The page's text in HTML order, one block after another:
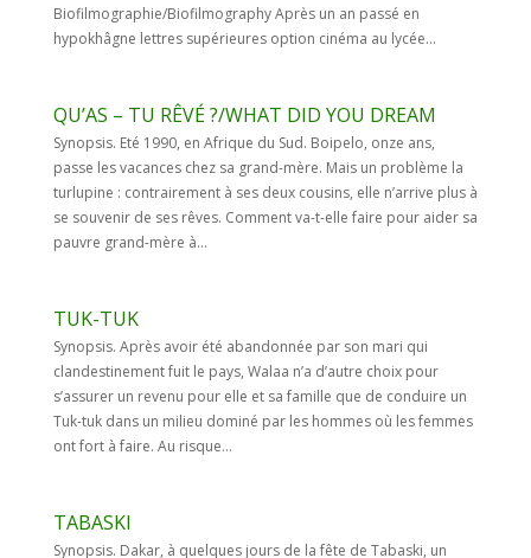
Biofilmographie/Biofilmography Après un an passé en
hypokhâgne lettres supérieures option cinéma au lycée...
QU’AS – TU RÊVÉ ?/WHAT DID YOU DREAM
Synopsis. Eté 1990, en Afrique du Sud. Boipelo, onze ans,
passe les vacances chez sa grand-mère. Mais un problème la
turlupine : contrairement à ses deux cousins, elle n’arrive plus à
se souvenir de ses rêves. Comment va-t-elle faire pour aider sa
pauvre grand-mère à...
TUK-TUK
Synopsis. Après avoir été abandonnée par son mari qui
clandestinement fuit le pays, Walaa n’a d’autre choix pour
s’assurer un revenu pour elle et sa famille que de conduire un
Tuk-tuk dans un milieu dominé par les hommes où les femmes
ont fort à faire. Au risque...
TABASKI
Synopsis. Dakar, à quelques jours de la fête de Tabaski, un